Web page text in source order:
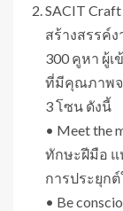
SACIT
สร้างสรรค์
300 คูหา ผู้
ที่มีคุณภาพจ
3 โซน ดังนี้
• Meet the
ทักษะฝีมือ
การประยุก
• Be